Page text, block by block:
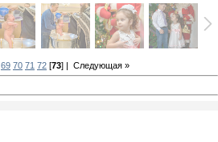
69 70 71 72 [73] | Следующая »